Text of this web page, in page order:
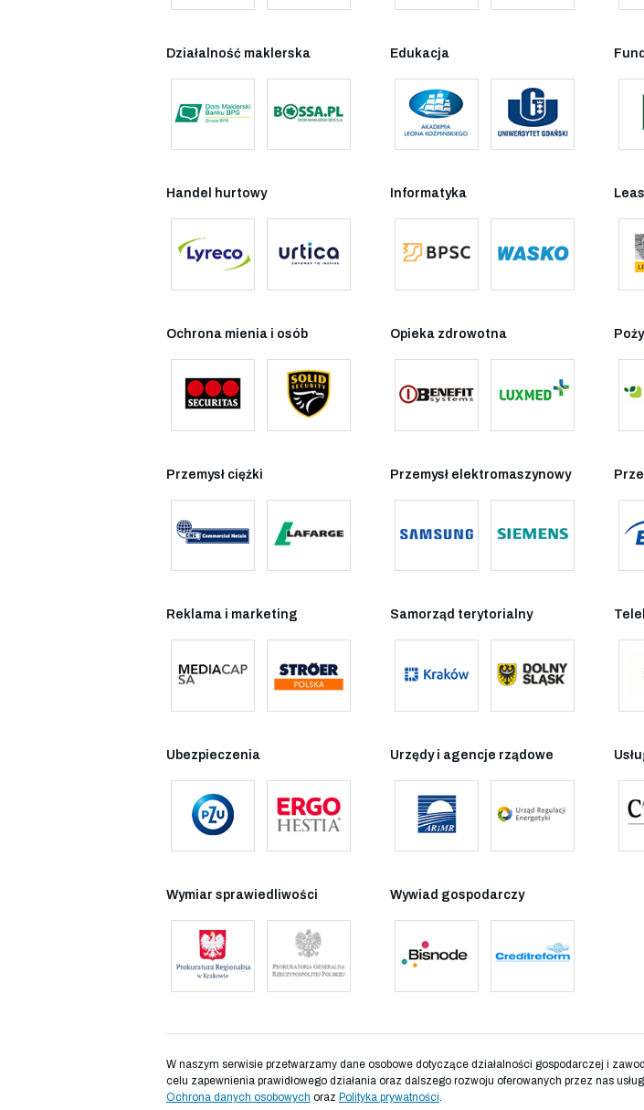
Działalność maklerska Edukacja
Handel hurtowy Informatyka
Ochrona mienia i osób Opieka zdrowotna
Przemysł ciężki Przemysł elektromaszynowy
Reklama i marketing Samorząd terytorialny
Ubezpieczenia Urzędy i agencje rządowe
Wymiar sprawiedliwości Wywiad gospodarczy
W naszym serwisie przetwarzamy dane osobowe dotyczące działalności gospodarczej i
celu zapewnienia prawidłowego działania oraz dalszego rozwoju oferowanych przez nas
Ochrona danych osobowych oraz Polityka prywatności.